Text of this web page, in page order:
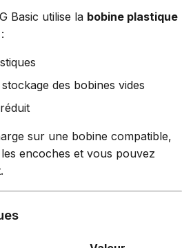
Basic utilise la bobine plastique
:
des bobines vides
sur une bobine compatible,
encoches et vous pouvez